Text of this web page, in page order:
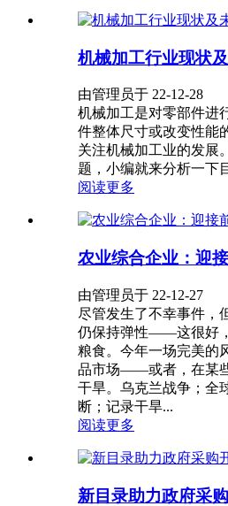
机械加工行业现状
由管理员于 22-12-28
机械加工是对零部件进
件整体尺寸或改变性能
关注机械加工业的发展
题，小编就来分析一下
阅读更多
农业综合企业：迎
由管理员于 22-12-27
尽管发生了不幸事件，
仍保持弹性——这很好
粮食。今年一场完美的
品市场——或者，在某
干旱。乌克兰战争；全
断；记录干旱...
阅读更多
新目录助力政府采